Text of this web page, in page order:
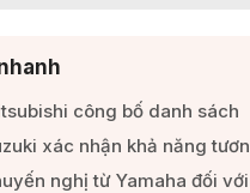
công bố danh sách​
xác nhận khả năng
nghị từ Yamaha đối